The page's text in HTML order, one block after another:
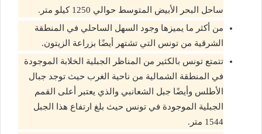
ساحل البحر الأبيض المتوسط حوالي 1250 كيلو متر.
من أكثر ما يميزها وجود السهل الساحلي في المنطقة
الشرقية من تونس التي تشتهر أيضًا بزراعة الزيتون.
تتمتع تونس بالكثير من المناظر الجبلية الخلابة الموجودة
في المنطقة الشمالية من ناحية الغرب حيث توجد جبال
الأطلس وأيضًا جبل الشعانبي والذي يعتبر أعلى القمم
الجبلية الموجودة في تونس حيث بلغ ارتفاع هذا الجبل
1544 متر.